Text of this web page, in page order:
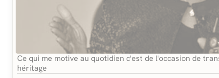
Ce qui me motive au quotidien c'est de l'occasion de
héritage